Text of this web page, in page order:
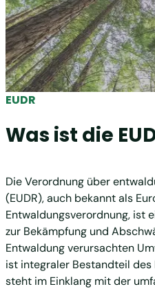
EUDR
Was ist die
Die Verordnung über
(EUDR), auch bekannt als
Entwaldungsverordnung, ist
zur Bekämpfung und
Entwaldung verursachten
ist integraler Bestandteil des
steht im Einklang mit der